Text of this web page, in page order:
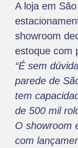
A loja em
showroom
estoque com
“É sem
parede de
tem
de 500 mil
O showroom
com